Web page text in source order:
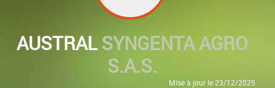
AUSTRALSYNGENTA AGRO
S.A.S.
Mise à jour le 23/12/2025